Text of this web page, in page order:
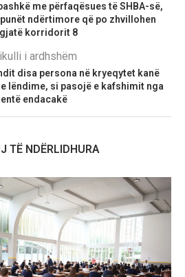
me përfaqësues të SHBA-së,
ndërtimore që po zhvillohen
korridorit 8
i ardhshëm
disa persona në kryeqytet kanë
lëndime, si pasojë e kafshimit nga
endacakë
TË NDËRLIDHURA